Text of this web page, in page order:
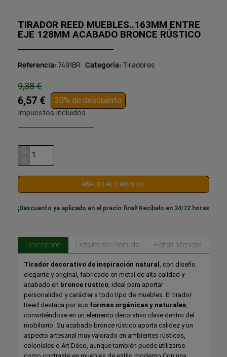
TIRADOR REED MUEBLES..163MM ENTRE
EJE 128MM ACABADO BRONCE RÚSTICO
Referencia 7491BR Categoría Tiradores
9,38 €
6,57 € 30% de descuento
Impuestos incluidos
AÑADIR AL CARRITO
¡Descuento ya aplicado en el precio final! Recíbelo en 24/72 horas
Descripción Detalles del Producto Fichas Técnicas
Tirador decorativo de inspiración natural , con diseño
elegante y original, fabricado en metal de alta calidad y
acabado en bronce rústico , ideal para aportar
personalidad y carácter a todo tipo de muebles. El tirador
Reed destaca por sus formas orgánicas y naturales
convirtiéndose en un elemento decorativo clave dentro del
mobiliario. Su acabado bronce rústico aporta calidez y un
aspecto artesanal muy valorado en ambientes rústicos,
coloniales o Art Déco, aunque también puede utilizarse
como contraste en muebles de estilo moderno.Con una